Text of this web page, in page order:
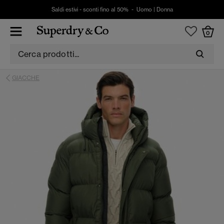
Saldi estivi - sconti fino al 50% - Uomo Donna
0
GIACCHE